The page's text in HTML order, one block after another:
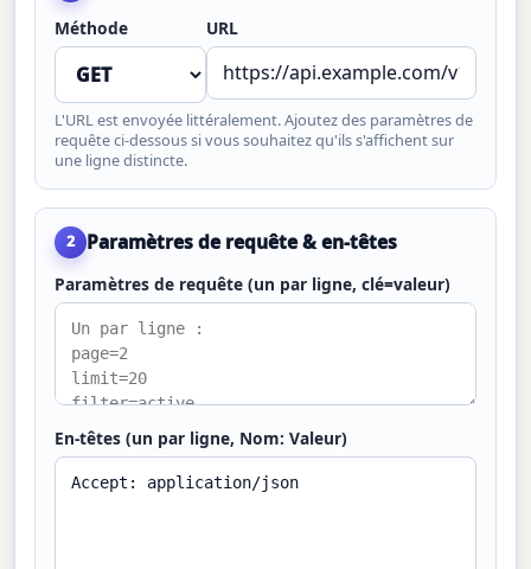
Méthode URL
L'URL est envoyée littéralement. Ajoutez des paramètres de
requête ci-dessous si vous souhaitez qu'ils s'affichent sur
une ligne distincte.
2 Paramètres de requête & en-têtes
Paramètres de requête (un par ligne, clé=valeur)
En-têtes (un par ligne, Nom: Valeur)